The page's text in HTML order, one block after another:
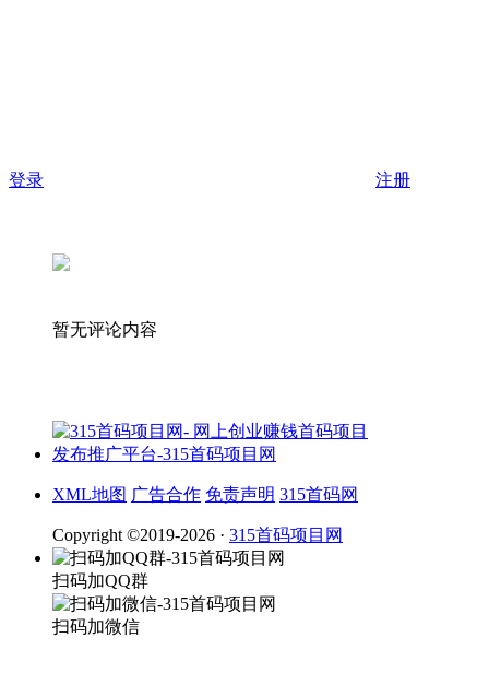
登录 注册
暂无评论内容
XML地图 广告合作 免责声明 315首码网
Copyright ©2019-2026 · 315首码项目网
扫码加QQ群
扫码加微信